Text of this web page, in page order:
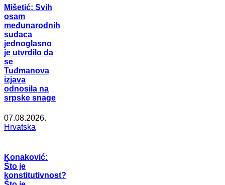
Mišetić: Svih
osam
međunarodnih
sudaca
jednoglasno
je utvrdilo da
se
Tuđmanova
izjava
odnosila na
srpske snage
07.08.2026.
Hrvatska
Konaković:
Što je
konstitutivnost?